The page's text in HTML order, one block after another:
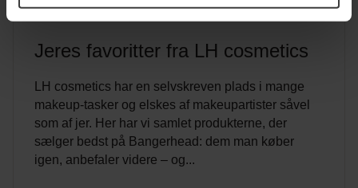
Jeres favoritter fra LH cosmetics
LH cosmetics har en selvskreven plads i mange
makeup-tasker og elskes af makeupartister såvel
som af jer. Her har vi samlet produkterne, der
sælger bedst på Bangerhead: dem man køber
igen, anbefaler videre – og...